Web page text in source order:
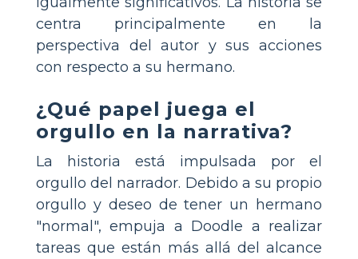
centra principalmente en la
perspectiva del autor y sus acciones
con respecto a su hermano.
¿Qué papel juega el
orgullo en la narrativa?
La historia está impulsada por el
orgullo del narrador. Debido a su propio
orgullo y deseo de tener un hermano
"normal", empuja a Doodle a realizar
tareas que están más allá del alcance